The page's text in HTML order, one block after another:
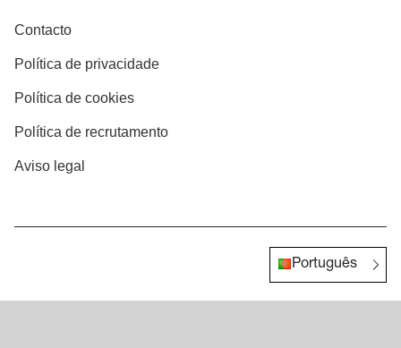
Contacto
Política de privacidade
Política de cookies
Política de recrutamento
Aviso legal
Português